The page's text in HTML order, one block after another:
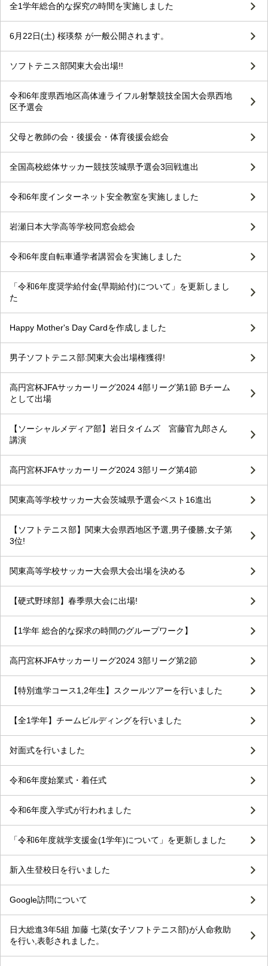
全1学年総合的な探究の時間を実施しました
6月22日(土) 桜瑛祭 が一般公開されます。
ソフトテニス部関東大会出場!!
令和6年度県西地区高体連ライフル射撃競技全国大会県西地
区予選会
父母と教師の会・後援会・体育後援会総会
全国高校総体サッカー競技茨城県予選会3回戦進出
令和6年度インターネット安全教室を実施しました
岩瀬日本大学高等学校同窓会総会
令和6年度自転車通学者講習会を実施しました
「令和6年度奨学給付金(早期給付)について」を更新しまし
た
Happy Mother's Day Cardを作成しました
男子ソフトテニス部:関東大会出場権獲得!
高円宮杯JFAサッカーリーグ2024 4部リーグ第1節 Bチーム
として出場
【ソーシャルメディア部】岩日タイムズ 宮藤官九郎さん
講演
高円宮杯JFAサッカーリーグ2024 3部リーグ第4節
関東高等学校サッカー大会茨城県予選会ベスト16進出
【ソフトテニス部】関東大会県西地区予選,男子優勝,女子第
3位!
関東高等学校サッカー大会県大会出場を決める
【硬式野球部】春季県大会に出場!
【1学年 総合的な探求の時間のグループワーク】
高円宮杯JFAサッカーリーグ2024 3部リーグ第2節
【特別進学コース1,2年生】スクールツアーを行いました
【全1学年】チームビルディングを行いました
対面式を行いました
令和6年度始業式・着任式
令和6年度入学式が行われました
「令和6年度就学支援金(1学年)について」を更新しました
新入生登校日を行いました
Google訪問について
日大総進3年5組 加藤 七菜(女子ソフトテニス部)が人命救助
を行い,表彰されました。